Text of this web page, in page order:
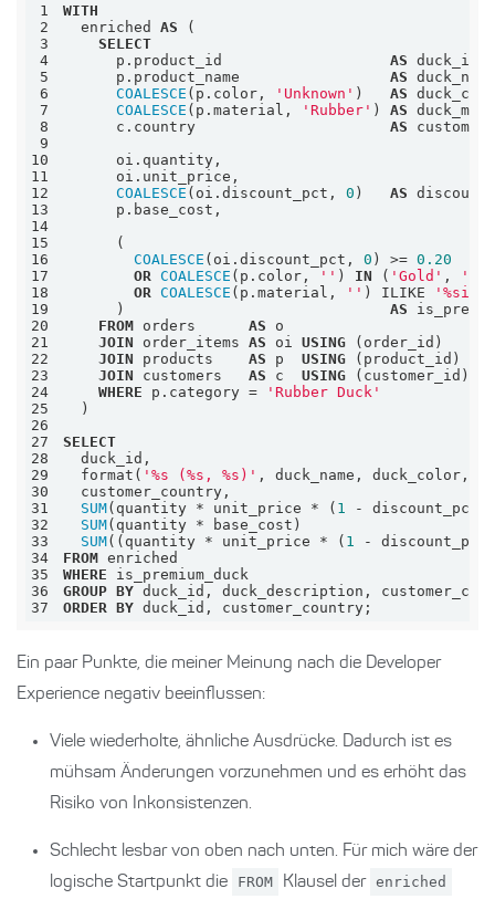
1
WITH
2
  enriched
AS
3
SELECT
4
      p.product_id
AS
5
      p.product_name
AS
6
COALESCE (p.color, 'Unknown' ) AS
7
COALESCE (p.material, 'Rubber' ) AS
8
      c.country
AS
9
10
11
12
COALESCE (oi.discount_pct, 0 ) AS
13
14
15
16
COALESCE (oi.discount_pct, 0 ) >= 0.20
17
OR COALESCE (p.color, '' ) IN ( 'Gold' ,
18
OR COALESCE (p.material, '' ) ILIKE
19
      )
AS
20
FROM orders AS
21
JOIN order_items AS oi USING
22
JOIN products AS p USING
23
JOIN customers AS c USING
24
WHERE p.category =
'Rubber Duck'
25
26
27
SELECT
28
29
  format(
'%s (%s, %s)' , duck_name, duck_color,
30
31
SUM(quantity * unit_price * ( 1 -
32
SUM(quantity *
33
SUM((quantity * unit_price * ( 1 -
34
FROM
35
WHERE
36
GROUP BY
37
ORDER BY duck_id, customer_country;
Ein paar Punkte, die meiner Meinung nach die Developer
Experience negativ beeinflussen:
Viele wiederholte, ähnliche Ausdrücke. Dadurch ist es
mühsam Änderungen vorzunehmen und es erhöht das
Risiko von Inkonsistenzen.
Schlecht lesbar von oben nach unten. Für mich wäre der
logische Startpunkt die
FROM Klausel der enriched